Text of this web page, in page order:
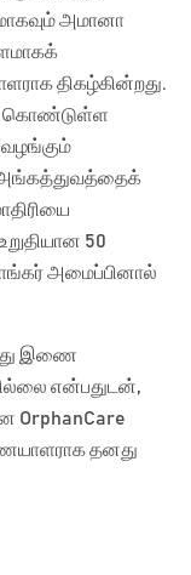
அமானா
திகழ்கின்றது.
கொண்டுள்ள
வழங்கும்
அங்கத்துவத்தைக்
50
அமைப்பினால்
இணை
என்பதுடன்,
OrphanCare
தனது